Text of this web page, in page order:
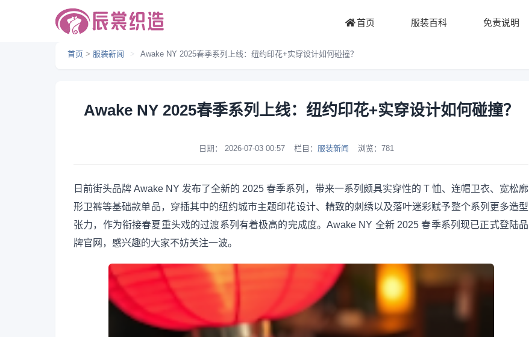
首页 服装百科 免责说明
首页 > 服装新闻 > Awake NY 2025春季系列上线：纽约印花+实穿设计如何碰撞？
Awake NY 2025春季系列上线：纽约印花+实穿设计如何碰撞？
日期： 2026-07-03 00:57 栏目： 服装新闻 浏览： 781
日前街头品牌 Awake NY 发布了全新的 2025 春季系列，带来一系列颇具实穿性的 T 恤、连帽卫衣、宽松廓
形卫裤等基础款单品，穿插其中的纽约城市主题印花设计、精致的刺绣以及落叶迷彩赋予整个系列更多造型
张力，作为衔接春夏重头戏的过渡系列有着极高的完成度。Awake NY 全新 2025 春季系列现已正式登陆品
牌官网，感兴趣的大家不妨关注一波。